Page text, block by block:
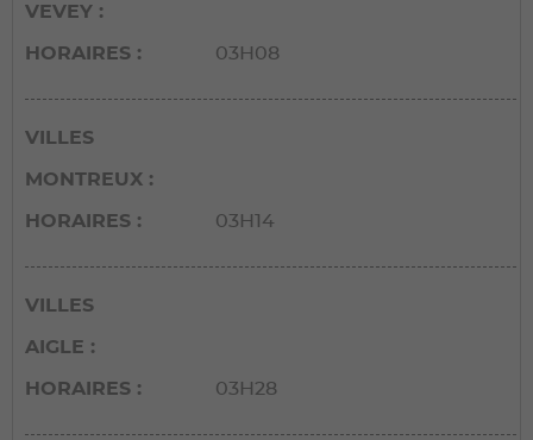
VEVEY
HORAIRES 03H08
VILLES
MONTREUX
HORAIRES 03H14
VILLES
AIGLE
HORAIRES 03H28